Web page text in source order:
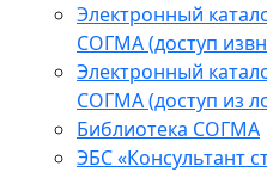
Электронный
СОГМА (доступ
Электронный
СОГМА (доступ из
Библиотека СОГМА
ЭБС «Консультант